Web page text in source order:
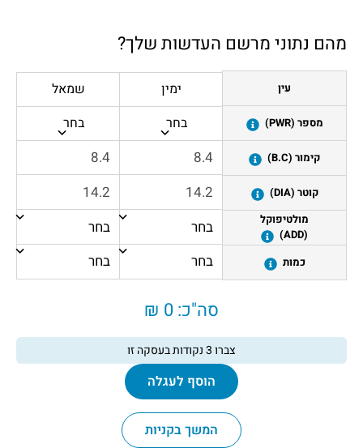
מהם נתוני מרשם העדשות שלך?
עין
מספר (PWR)
קימור (B.C)
קוטר (DIA)
מולטיפוקל
(ADD)
כמות
ימין
בחר
שמאל
בחר
סה"כ:0 ₪
צברו3נקודות בעסקה זו
הוסף לעגלה
המשך בקניות